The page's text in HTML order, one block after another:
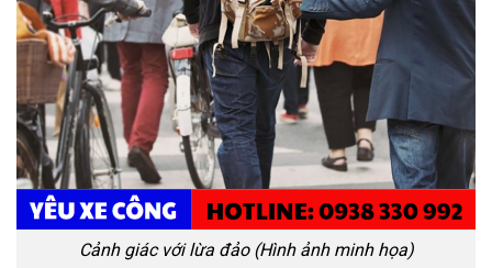
Cảnh giác với lừa đảo (Hình ảnh minh họa)